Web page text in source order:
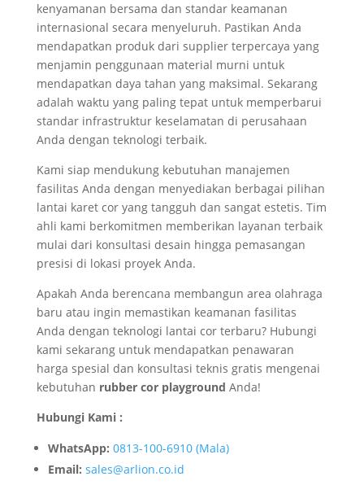
kenyamanan bersama dan standar keamanan
internasional secara menyeluruh. Pastikan Anda
mendapatkan produk dari supplier terpercaya yang
menjamin penggunaan material murni untuk
mendapatkan daya tahan yang maksimal. Sekarang
adalah waktu yang paling tepat untuk memperbarui
standar infrastruktur keselamatan di perusahaan
Anda dengan teknologi terbaik.
Kami siap mendukung kebutuhan manajemen
fasilitas Anda dengan menyediakan berbagai pilihan
lantai karet cor yang tangguh dan sangat estetis. Tim
ahli kami berkomitmen memberikan layanan terbaik
mulai dari konsultasi desain hingga pemasangan
presisi di lokasi proyek Anda.
Apakah Anda berencana membangun area olahraga
baru atau ingin memastikan keamanan fasilitas
Anda dengan teknologi lantai cor terbaru? Hubungi
kami sekarang untuk mendapatkan penawaran
harga spesial dan konsultasi teknis gratis mengenai
kebutuhan rubber cor playground Anda!
Hubungi Kami :
WhatsApp: 0813-100-6910 (Mala)
Email: sales@arlion.co.id